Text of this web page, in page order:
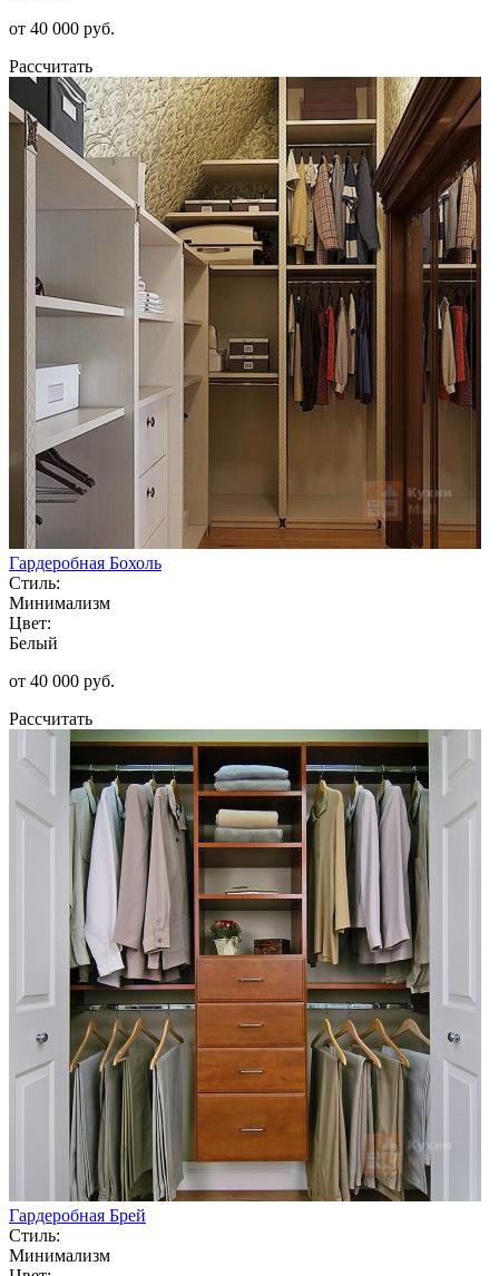
от 40 000 руб.
Рассчитать
Гардеробная Бохоль
Стиль:
Минимализм
Цвет:
Белый
от 40 000 руб.
Рассчитать
Гардеробная Брей
Стиль:
Минимализм